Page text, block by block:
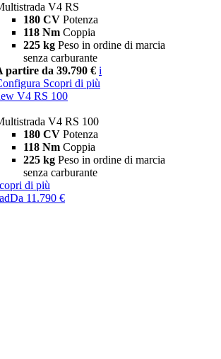
V4 RS
180 CV Potenza
118 Nm Coppia
225 kg Peso in ordine di marcia
senza carburante
partire da 39.790 € i
Scopri di più
V4 RS 100
V4 RS 100
180 CV Potenza
118 Nm Coppia
225 kg Peso in ordine di marcia
senza carburante
di più
Da 11.790 €